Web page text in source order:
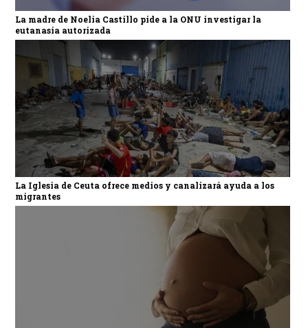
La madre de Noelia Castillo pide a la ONU investigar la
eutanasia autorizada
La Iglesia de Ceuta ofrece medios y canalizará ayuda a los
migrantes